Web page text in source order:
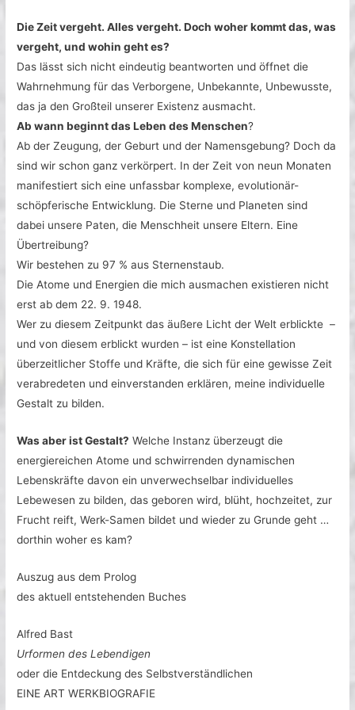
Die Zeit vergeht. Alles vergeht. Doch woher kommt das, was
vergeht, und wohin geht es?
Das lässt sich nicht eindeutig beantworten und öffnet die
Wahrnehmung für das Verborgene, Unbekannte, Unbewusste,
das ja den Großteil unserer Existenz ausmacht.
Ab wann beginnt das Leben des Menschen?
Ab der Zeugung, der Geburt und der Namensgebung? Doch da
sind wir schon ganz verkörpert. In der Zeit von neun Monaten
manifestiert sich eine unfassbar komplexe, evolutionär-
schöpferische Entwicklung. Die Sterne und Planeten sind
dabei unsere Paten, die Menschheit unsere Eltern. Eine
Übertreibung?
Wir bestehen zu 97 % aus Sternenstaub.
Die Atome und Energien die mich ausmachen existieren nicht
erst ab dem 22. 9. 1948.
Wer zu diesem Zeitpunkt das äußere Licht der Welt erblickte –
und von diesem erblickt wurden – ist eine Konstellation
überzeitlicher Stoffe und Kräfte, die sich für eine gewisse Zeit
verabredeten und einverstanden erklären, meine individuelle
Gestalt zu bilden.
Was aber ist Gestalt? Welche Instanz überzeugt die
energiereichen Atome und schwirrenden dynamischen
Lebenskräfte davon ein unverwechselbar individuelles
Lebewesen zu bilden, das geboren wird, blüht, hochzeitet, zur
Frucht reift, Werk-Samen bildet und wieder zu Grunde geht …
dorthin woher es kam?
Auszug aus dem Prolog
des aktuell entstehenden Buches
Alfred Bast
Urformen des Lebendigen
oder die Entdeckung des Selbstverständlichen
EINE ART WERKBIOGRAFIE